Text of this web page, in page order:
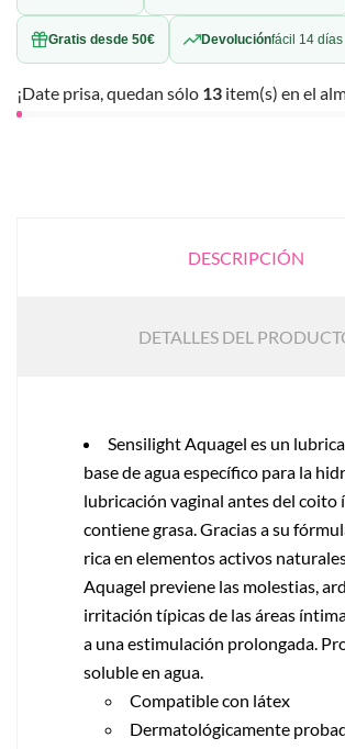
Gratis desde 50€ Devoluciónfácil 14 días
¡Date prisa, quedan sólo 13 item(s) en el
DESCRIPCIÓN
DETALLES DEL
Sensilight Aquagel es un
base de agua específico para la
lubricación vaginal antes del coito
contiene grasa. Gracias a su
rica en elementos activos
Aquagel previene las molestias,
irritación típicas de las áreas
a una estimulación prolongada.
soluble en agua.
Compatible con látex
Dermatológicamente